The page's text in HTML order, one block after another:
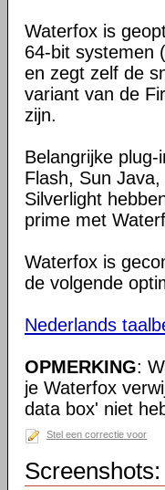
Waterfox is
64-bit systemen
en zegt zelf de
variant van de
zijn.
Belangrijke
Flash, Sun
Silverlight
prime met
Waterfox is
de volgende
Nederlands
OPMERKING:
je Waterfox
data box' niet
Stel een correctie voor
Screenshots: